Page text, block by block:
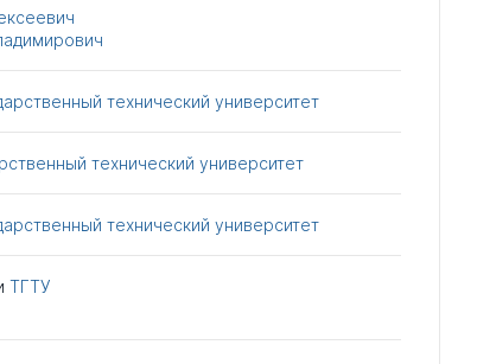
технический университет
технический университет
технический университет
ТГТУ